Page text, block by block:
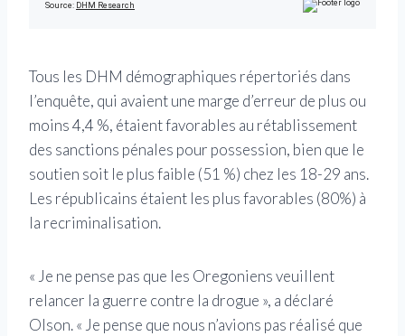
Tous les DHM démographiques répertoriés dans
l’enquête, qui avaient une marge d’erreur de plus ou
moins 4,4 %, étaient favorables au rétablissement
des sanctions pénales pour possession, bien que le
soutien soit le plus faible (51 %) chez les 18-29 ans.
Les républicains étaient les plus favorables (80%) à
la recriminalisation.
« Je ne pense pas que les Oregoniens veuillent
relancer la guerre contre la drogue », a déclaré
Olson. « Je pense que nous n’avions pas réalisé que